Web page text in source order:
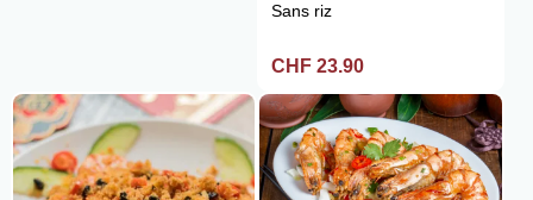
Sans riz
CHF 23.90